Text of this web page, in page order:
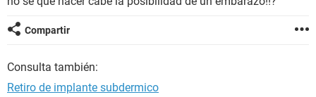
Compartir
Consulta también:
Retiro de implante subdermico